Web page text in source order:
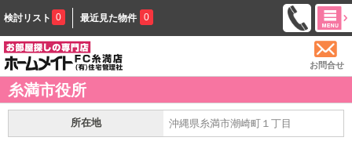
検討リスト 0 最近見た物件 0
お問合せ
糸満市役所
所在地 沖縄県糸満市潮崎町１丁目